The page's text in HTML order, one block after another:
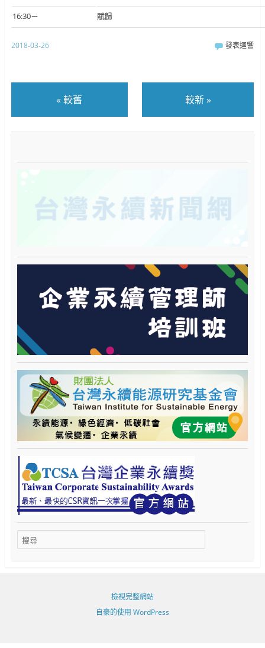
16:30－ 賦歸
2018-03-26 發表迴響
« 較舊 較新»
檢視完整網站
自豪的使用 WordPress